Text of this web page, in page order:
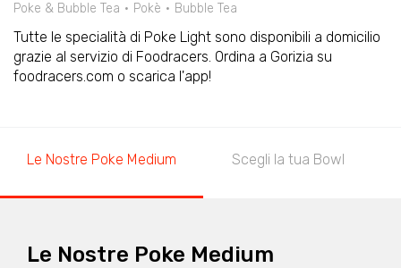
Poke & Bubble Tea Pokè Bubble Tea
Tutte le specialità di Poke Light sono disponibili a domicilio
grazie al servizio di Foodracers. Ordina a Gorizia su
foodracers.com o scarica l'app!
Le Nostre Poke Medium Scegli la tua Bowl
Le Nostre Poke Medium